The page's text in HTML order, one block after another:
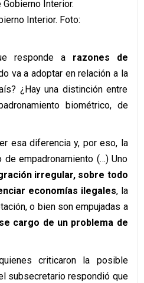
Interior. Foto:
responde arazones de
va a adoptar en relación a la
¿Hay una distinción entre
biométrico, de
esa diferencia y, por eso, la
empadronamiento (…) Uno
irregular, sobre todo
economías ilegales, la
o bien son empujadas a
cargo de un problema de
criticaron la posible
subsecretario respondió que